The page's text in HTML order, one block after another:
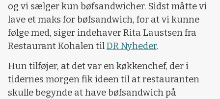
og vi sælger kun bøfsandwicher. Sidst måtte vi
lave et maks for bøfsandwich, for at vi kunne
følge med, siger indehaver Rita Laustsen fra
Restaurant Kohalen tilDR Nyheder.
Hun tilføjer, at det var en køkkenchef, der i
tidernes morgen fik ideen til at restauranten
skulle begynde at have bøfsandwich på